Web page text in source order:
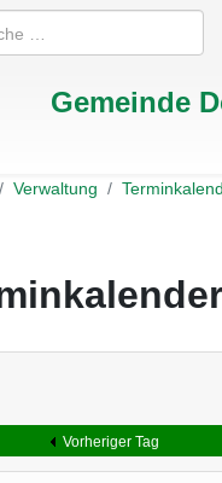
Gemeinde
Verwaltung
Vorheriger Tag